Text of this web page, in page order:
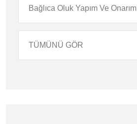
Bağlıca Oluk Yapım Ve Onarım
TÜMÜNÜ GÖR